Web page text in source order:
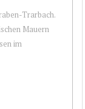
Trarbach.
Mauern
im